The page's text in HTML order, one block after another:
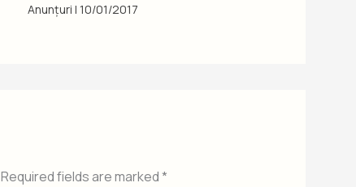
Anunțuri | 10/01/2017
Required fields are marked*